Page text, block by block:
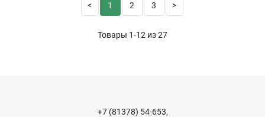
1 2 3
Товары 1-12 из27
+7 (81378) 54-653,